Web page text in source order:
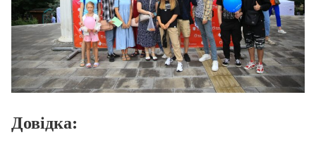
Довідка: